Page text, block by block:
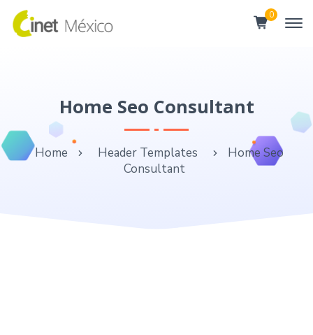
0
Home Seo Consultant
Home Header Templates
Home Seo
Consultant